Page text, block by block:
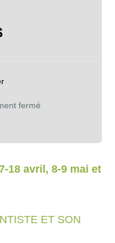
fermé
18 avril, 8-9 mai et
ET SON